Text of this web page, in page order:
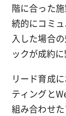
階に合った
続的にコミ
入した場合
ックが成約
リード育成
ティングと
組み合わせ